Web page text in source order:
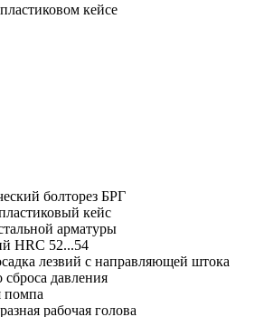
кейсе
болторез БРГ
кейс
арматуры
HRC 52...54
лезвий с направляющей штока
давления
помпа
рабочая голова